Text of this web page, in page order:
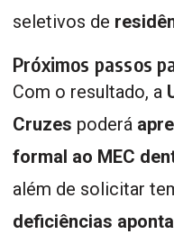
seletivos de
Próximos passos
Com o resultado, a
Cruzes poderá
formal ao MEC
além de solicitar
deficiências